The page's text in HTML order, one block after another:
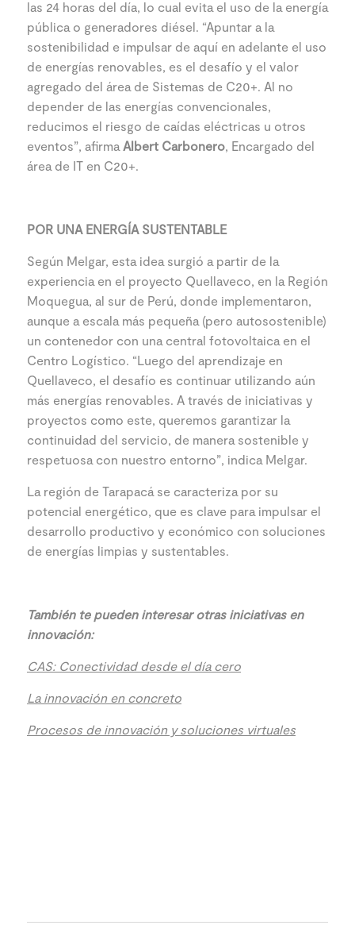
las 24 horas del día, lo cual evita el uso de la energía
pública o generadores diésel. “Apuntar a la
sostenibilidad e impulsar de aquí en adelante el uso
de energías renovables, es el desafío y el valor
agregado del área de Sistemas de C20+. Al no
depender de las energías convencionales,
reducimos el riesgo de caídas eléctricas u otros
eventos”, afirma Albert Carbonero, Encargado del
área de IT en C20+.
POR UNA ENERGÍA SUSTENTABLE
Según Melgar, esta idea surgió a partir de la
experiencia en el proyecto Quellaveco, en la Región
Moquegua, al sur de Perú, donde implementaron,
aunque a escala más pequeña (pero autosostenible)
un contenedor con una central fotovoltaica en el
Centro Logístico. “Luego del aprendizaje en
Quellaveco, el desafío es continuar utilizando aún
más energías renovables. A través de iniciativas y
proyectos como este, queremos garantizar la
continuidad del servicio, de manera sostenible y
respetuosa con nuestro entorno”, indica Melgar.
La región de Tarapacá se caracteriza por su
potencial energético, que es clave para impulsar el
desarrollo productivo y económico con soluciones
de energías limpias y sustentables.
También te pueden interesar otras iniciativas en
innovación:
CAS: Conectividad desde el día cero
La innovación en concreto
Procesos de innovación y soluciones virtuales